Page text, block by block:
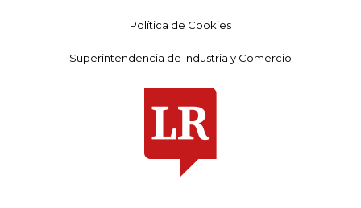
Política de Cookies
Superintendencia de Industria y Comercio